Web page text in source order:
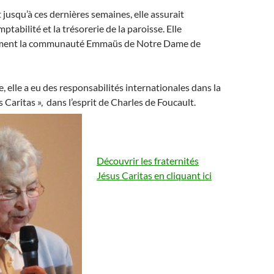
ces dernières semaines, elle assurait
et la trésorerie de la paroisse. Elle
la communauté Emmaüs de Notre Dame de
elle a eu des responsabilités internationales dans la
Caritas », dans l’esprit de Charles de Foucault.
Découvrir les fraternités
Jésus Caritas en cliquant ici